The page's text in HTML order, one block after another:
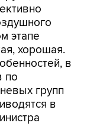
этапе
хорошая.
в
по
групп
в